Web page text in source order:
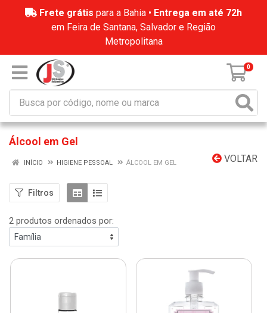
Frete grátis para a Bahia • Entrega em até 72h
em Feira de Santana, Salvador e Região
Metropolitana
0
Álcool em Gel
VOLTAR
INÍCIO HIGIENE PESSOAL ÁLCOOL EM GEL
Filtros
2 produtos ordenados por: